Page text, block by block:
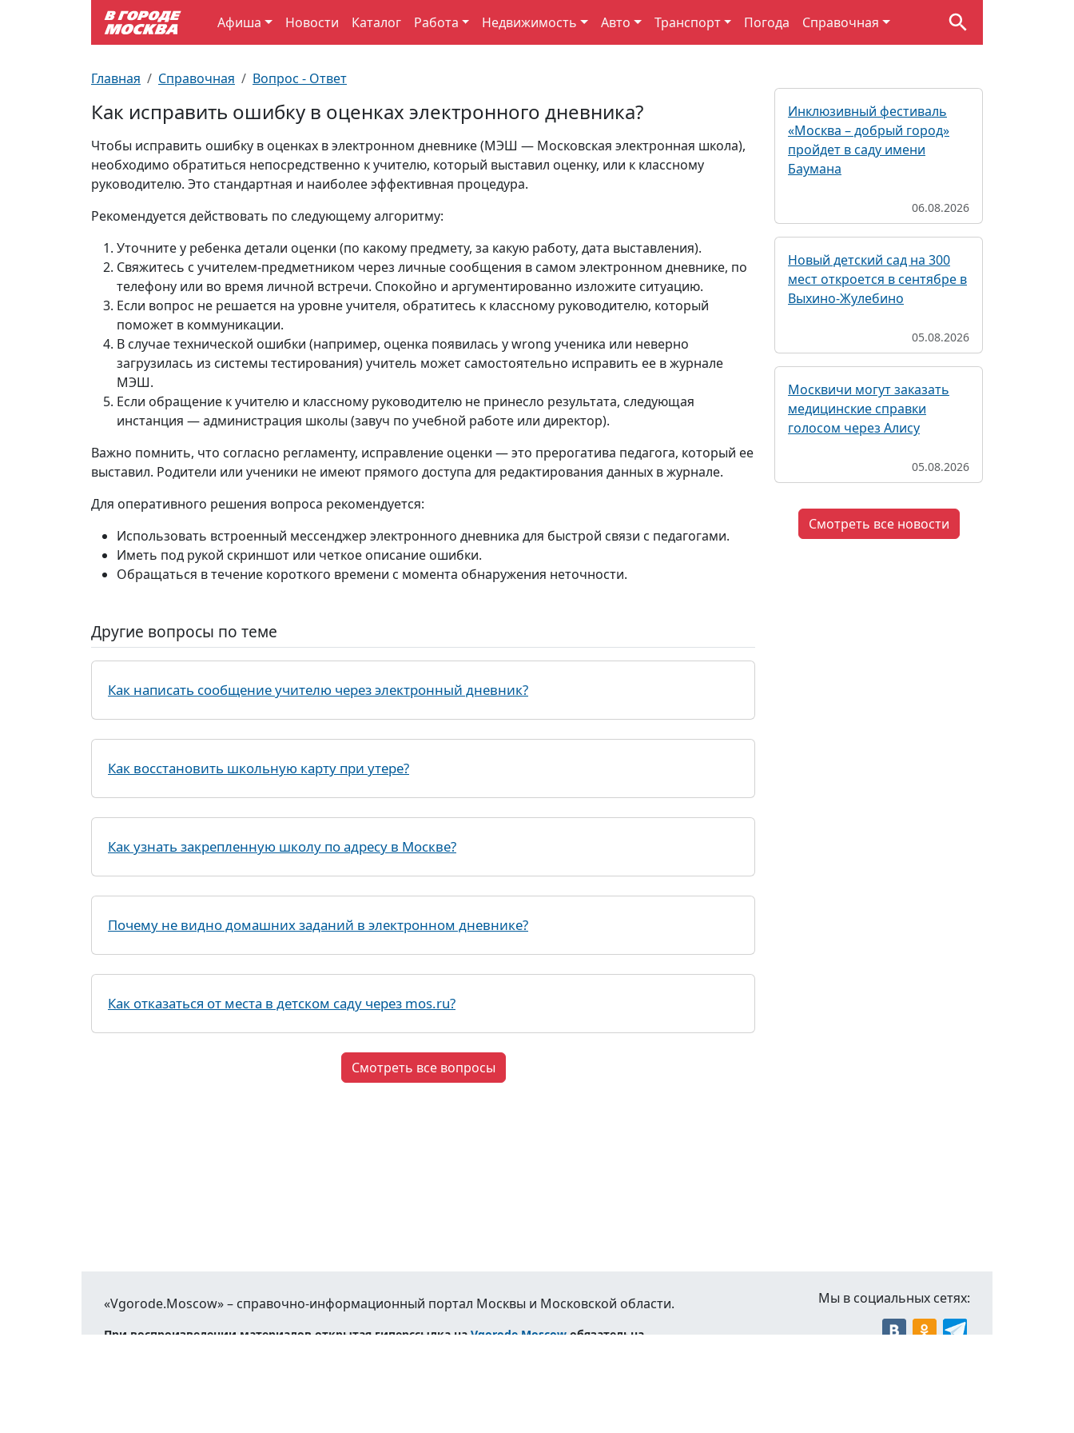
Афиша Новости Каталог Работа Недвижимость Авто Транспорт Погода Справочная
Главная Справочная Вопрос - Ответ
Как исправить ошибку в оценках электронного дневника?
Чтобы исправить ошибку в оценках в электронном дневнике (МЭШ — Московская электронная школа),
необходимо обратиться непосредственно к учителю, который выставил оценку, или к классному
руководителю. Это стандартная и наиболее эффективная процедура.
Рекомендуется действовать по следующему алгоритму:
Уточните у ребенка детали оценки (по какому предмету, за какую работу, дата выставления).
Свяжитесь с учителем-предметником через личные сообщения в самом электронном дневнике, по
телефону или во время личной встречи. Спокойно и аргументированно изложите ситуацию.
Если вопрос не решается на уровне учителя, обратитесь к классному руководителю, который
поможет в коммуникации.
В случае технической ошибки (например, оценка появилась у wrong ученика или неверно
загрузилась из системы тестирования) учитель может самостоятельно исправить ее в журнале
МЭШ.
Если обращение к учителю и классному руководителю не принесло результата, следующая
инстанция — администрация школы (завуч по учебной работе или директор).
Важно помнить, что согласно регламенту, исправление оценки — это прерогатива педагога, который ее
выставил. Родители или ученики не имеют прямого доступа для редактирования данных в журнале.
Для оперативного решения вопроса рекомендуется:
Использовать встроенный мессенджер электронного дневника для быстрой связи с педагогами.
Иметь под рукой скриншот или четкое описание ошибки.
Обращаться в течение короткого времени с момента обнаружения неточности.
Другие вопросы по теме
Как написать сообщение учителю через электронный дневник?
Как восстановить школьную карту при утере?
Как узнать закрепленную школу по адресу в Москве?
Почему не видно домашних заданий в электронном дневнике?
Как отказаться от места в детском саду через mos.ru?
Смотреть все вопросы
Инклюзивный фестиваль
«Москва – добрый город»
пройдет в саду имени
Баумана
06.08.2026
Новый детский сад на 300
мест откроется в сентябре в
Выхино-Жулебино
05.08.2026
Москвичи могут заказать
медицинские справки
голосом через Алису
05.08.2026
Смотреть все новости
«Vgorode.Moscow» – справочно-информационный портал Москвы и Московской области.
При воспроизведении материалов открытая гиперссылка на Vgorode.Moscow обязательна.
Мы в социальных сетях:
ТV-программа
По профессиям
Возле метро
Перехватывающие парковки
Платные парковки закрытого типа
Специализированные стоянки
Стоянки для большегрузного автотранспорта
Схема метро
Пробки на дорогах
Карта Москвы
Улицы Москвы
Почтовые индексы